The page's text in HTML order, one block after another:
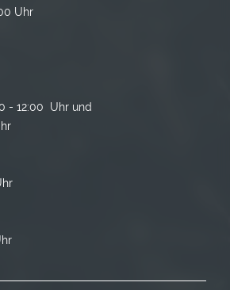
Uhr
- 12:00 Uhr und
Uhr
12:00 Uhr